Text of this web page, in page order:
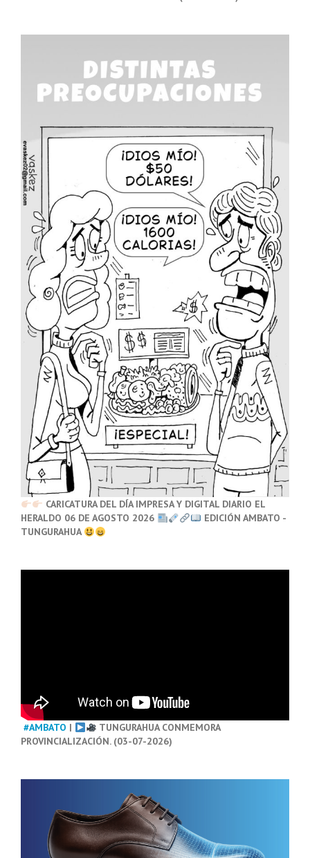
CARICATURA DEL DÍA IMPRESA Y DIGITAL DIARIO EL
HERALDO 06 DE AGOSTO 2026
EDICIÓN AMBATO -
TUNGURAHUA
#AMBATO |
TUNGURAHUA CONMEMORA
PROVINCIALIZACIÓN. (03-07-2026)